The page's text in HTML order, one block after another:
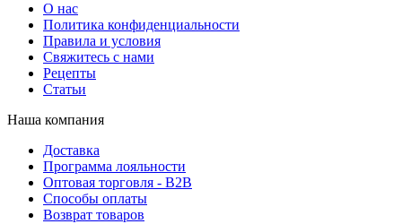
О нас
Политика конфиденциальности
Правила и условия
Свяжитесь с нами
Рецепты
Статьи
Наша компания
Доставка
Программа лояльности
Оптовая торговля - B2B
Способы оплаты
Возврат товаров